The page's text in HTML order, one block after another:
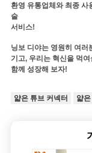
환영 유통업체와 최종 사
술
서비스!
닝보 디야는 영원히 여러
기고, 우리는 혁신을 먹
함께 성장해 보자!
얇은 튜브 커넥터 얇